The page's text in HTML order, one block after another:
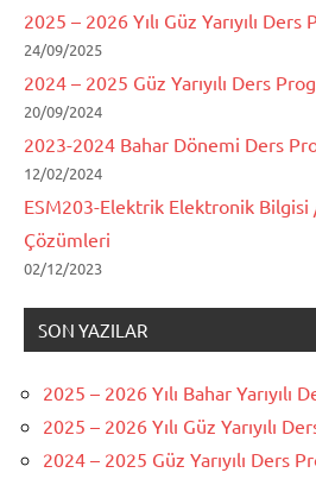
2025 – 2026 Yılı Güz Yarıyılı Ders
24/09/2025
2024 – 2025 Güz Yarıyılı Ders
20/09/2024
2023-2024 Bahar Dönemi Ders
12/02/2024
ESM203-Elektrik Elektronik Bilgisi
Çözümleri
02/12/2023
SON YAZILAR
2025 – 2026 Yılı Bahar Yarıyılı
2025 – 2026 Yılı Güz Yarıyılı
2024 – 2025 Güz Yarıyılı Ders